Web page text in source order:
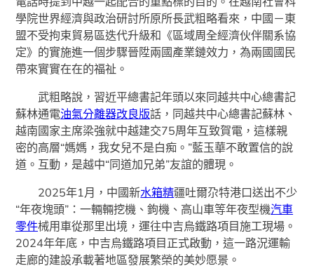
學院世界經濟與政治研討所原所長武粗略看來，中國－東
盟不受拘束貿易區迭代升級和《區域周全經濟伙伴關系協
定》的實施進一個步驟晉陞兩國產業鏈效力，為兩國國民
帶來實實在在的福祉。
武粗略說，習近平總書記年頭以來同越共中心總書記
蘇林通電油氣分離器改良版話，同越共中心總書記蘇林、
越南國家主席梁強就中越建交75周年互致賀電，這樣親
密的高層“媽媽，我女兒不是白痴。”藍玉華不敢置信的說
道。互動，是越中“同道加兄弟”友誼的體現。
2025年1月，中國新水箱精疆吐爾尕特港口送出不少
“年夜塊頭”：一輛輛挖機、鉤機、高山車等年夜型機汽車
零件械用車從那里出境，運往中吉烏鐵路項目施工現場。
2024年年底，中吉烏鐵路項目正式啟動，這一路況運輸
走廊的建設承載著地區發展繁榮的美妙愿景。